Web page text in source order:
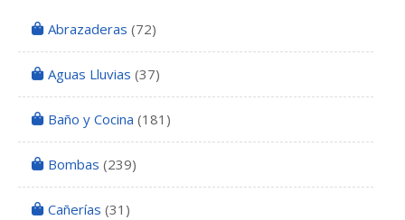
Abrazaderas (72)
Aguas Lluvias (37)
Baño y Cocina (181)
Bombas (239)
Cañerías (31)